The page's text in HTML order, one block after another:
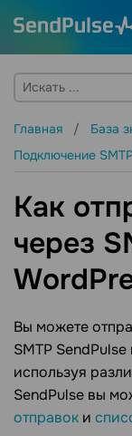
Главная База
Подключение SMTP
Как
через
Вы можете
SMTP
используя
SendPulse вы
отправок и